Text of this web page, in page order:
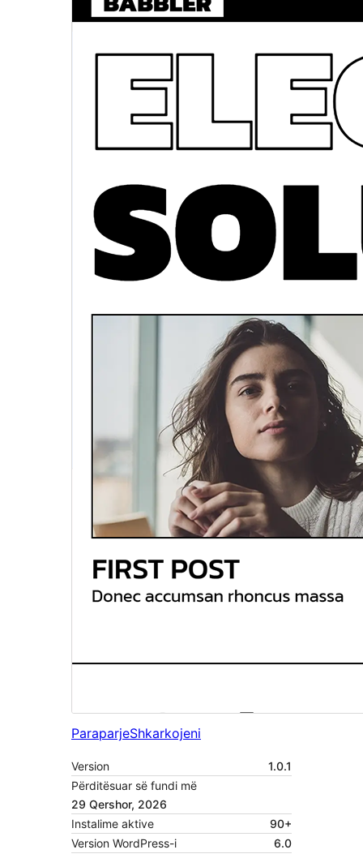
ParaparjeShkarkojeni
Version
1.0.1
Përditësuar së fundi më
29 Qershor, 2026
Instalime aktive
90+
Version WordPress-i
6.0